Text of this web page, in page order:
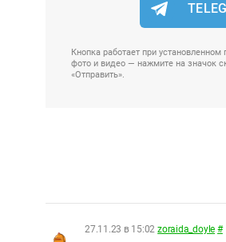
Кнопка работает при
фото и видео — нажмите на значок
«Отправить».
27.11.23 в 15:02 zoraida_doyle #